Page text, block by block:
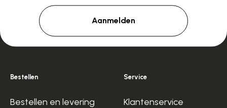
Aanmelden
Bestellen
Bestellen en levering
Service
Klantenservice